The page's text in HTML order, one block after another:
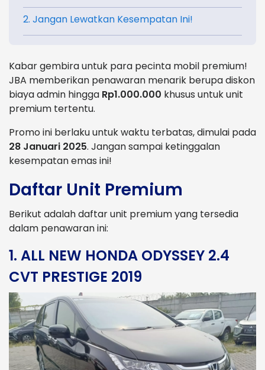
2. Jangan Lewatkan Kesempatan Ini!
Kabar gembira untuk para pecinta mobil premium!
JBA memberikan penawaran menarik berupa diskon
biaya admin hingga Rp1.000.000 khusus untuk unit
premium tertentu.
Promo ini berlaku untuk waktu terbatas, dimulai pada
28 Januari 2025. Jangan sampai ketinggalan
kesempatan emas ini!
Daftar Unit Premium
Berikut adalah daftar unit premium yang tersedia
dalam penawaran ini:
1. ALL NEW HONDA ODYSSEY 2.4
CVT PRESTIGE 2019